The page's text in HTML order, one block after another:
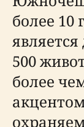
более 10
500
более